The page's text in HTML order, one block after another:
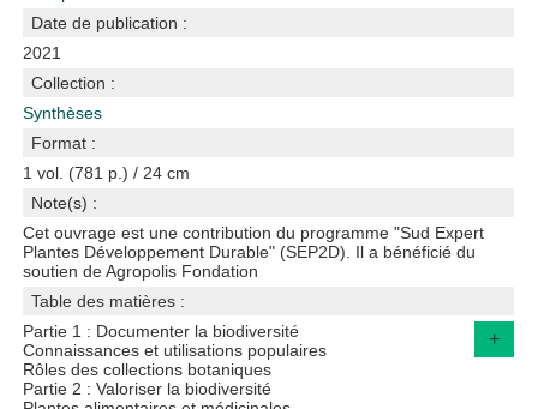
Date de publication :
2021
Collection :
Synthèses
Format :
1 vol. (781 p.) / 24 cm
Note(s) :
Cet ouvrage est une contribution du programme "Sud Expert
Plantes Développement Durable" (SEP2D). Il a bénéficié du
soutien de Agropolis Fondation
Table des matières :
Partie 1 : Documenter la biodiversité
Connaissances et utilisations populaires
Rôles des collections botaniques
Partie 2 : Valoriser la biodiversité
+